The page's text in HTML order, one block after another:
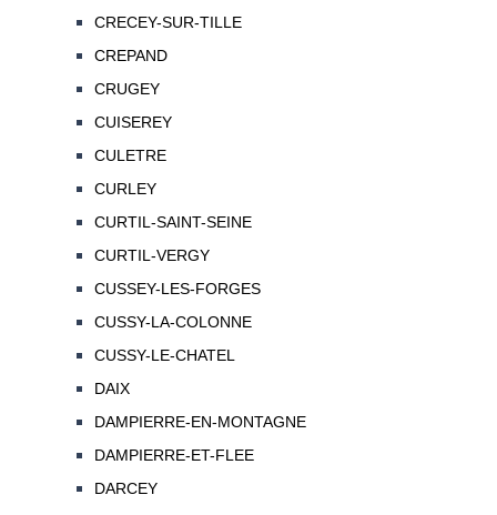
CRECEY-SUR-TILLE
CREPAND
CRUGEY
CUISEREY
CULETRE
CURLEY
CURTIL-SAINT-SEINE
CURTIL-VERGY
CUSSEY-LES-FORGES
CUSSY-LA-COLONNE
CUSSY-LE-CHATEL
DAIX
DAMPIERRE-EN-MONTAGNE
DAMPIERRE-ET-FLEE
DARCEY